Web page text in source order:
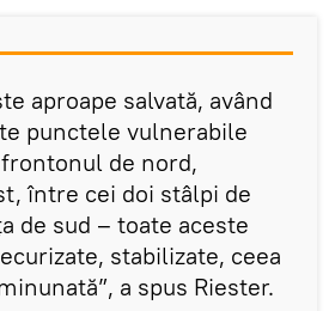
aproape salvată, având
punctele vulnerabile
de nord,
între cei doi stâlpi de
de sud – toate aceste
stabilizate, ceea
a spus Riester.